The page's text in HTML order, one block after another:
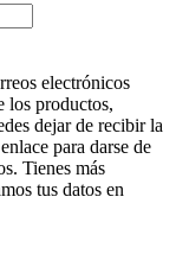
electrónicos
los productos,
dejar de recibir la
para darse de
Tienes más
tus datos en